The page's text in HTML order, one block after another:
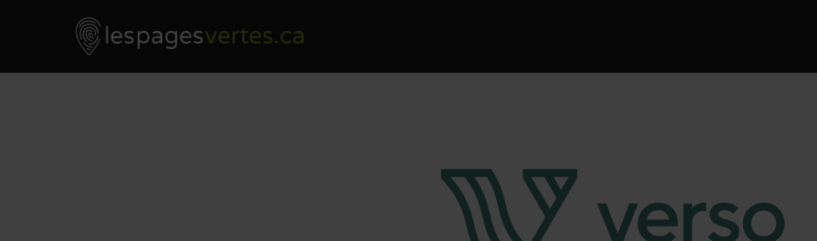
Skip to contentLes Pages Vertes - Go to homepage